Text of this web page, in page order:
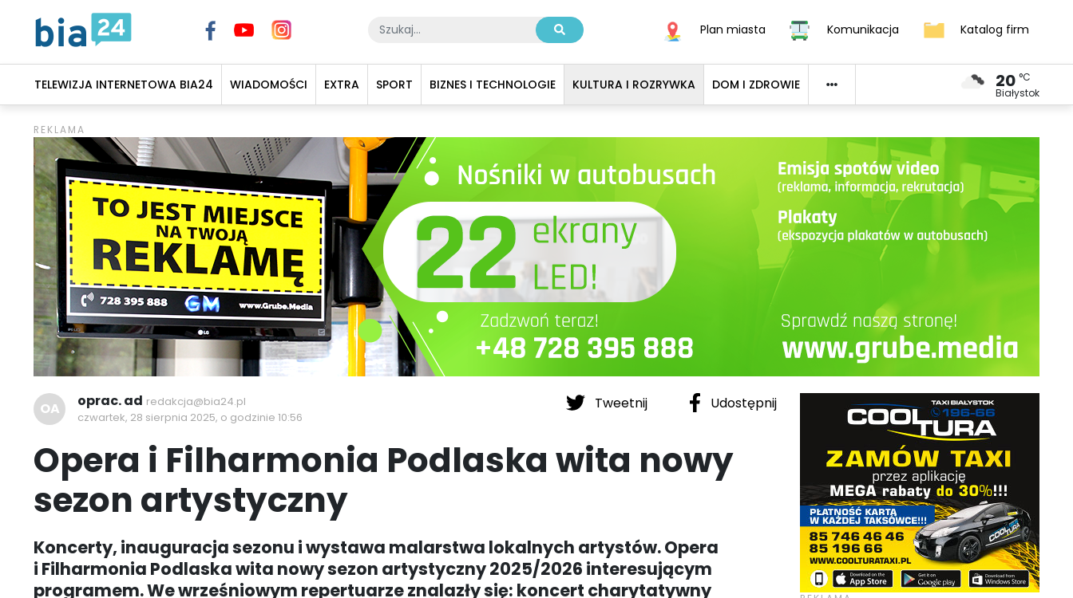
Plan miasta Komunikacja Katalog firm
TELEWIZJA INTERNETOWA BIA24 WIADOMOŚCI EXTRA SPORT BIZNES I TECHNOLOGIE KULTURA I ROZRYWKA DOM I ZDROWIE 20 °C
Białystok
Tweetnij Udostępnij
OA oprac. ad redakcja@bia24.pl
czwartek, 28 sierpnia 2025, o godzinie 10:56
Opera i Filharmonia Podlaska wita nowy
sezon artystyczny
Koncerty, inauguracja sezonu i wystawa malarstwa lokalnych artystów. Opera
i Filharmonia Podlaska wita nowy sezon artystyczny 2025/2026 interesującym
programem. We wrześniowym repertuarze znalazły się: koncert charytatywny